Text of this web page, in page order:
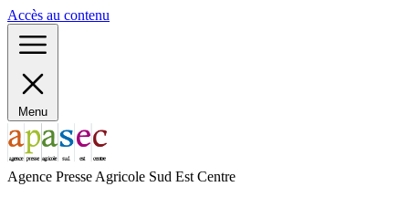
Accès au contenu
Menu
Agence Presse Agricole Sud Est Centre
Panneau de gestion des cookies